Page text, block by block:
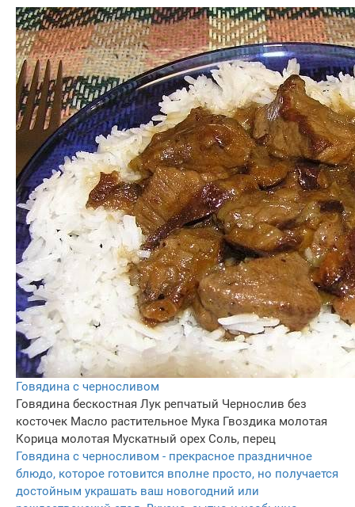
Говядина с черносливом
Говядина бескостная Лук репчатый Чернослив без
косточек Масло растительное Мука Гвоздика молотая
Корица молотая Мускатный орех Соль, перец
Говядина с черносливом - прекрасное праздничное
блюдо, которое готовится вполне просто, но получается
достойным украшать ваш новогодний или